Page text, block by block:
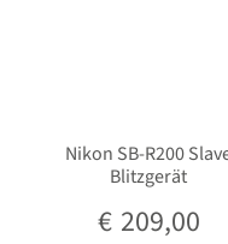
Nikon SB-R200
Blitzgerät
€ 209,00